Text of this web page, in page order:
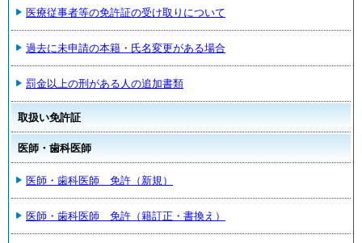
医療従事者等の免許証の受け取りについて
過去に未申請の本籍・氏名変更がある場合
罰金以上の刑がある人の追加書類
取扱い免許証
医師・歯科医師
医師・歯科医師 免許（新規）
医師・歯科医師 免許（籍訂正・書換え）